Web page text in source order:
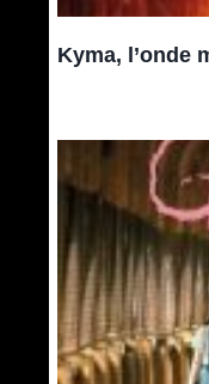
Kyma, l’onde